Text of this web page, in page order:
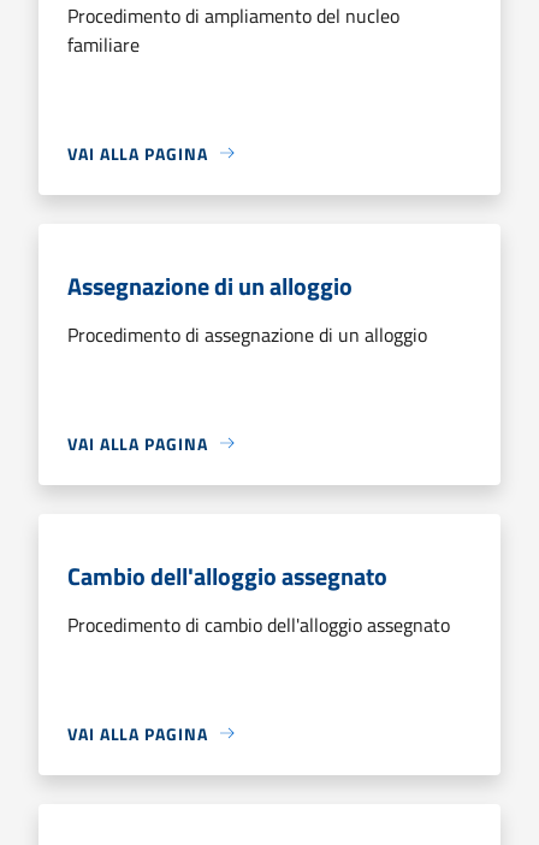
Procedimento di ampliamento del nucleo
familiare
VAI ALLA PAGINA
Assegnazione di un alloggio
Procedimento di assegnazione di un alloggio
VAI ALLA PAGINA
Cambio dell'alloggio assegnato
Procedimento di cambio dell'alloggio assegnato
VAI ALLA PAGINA